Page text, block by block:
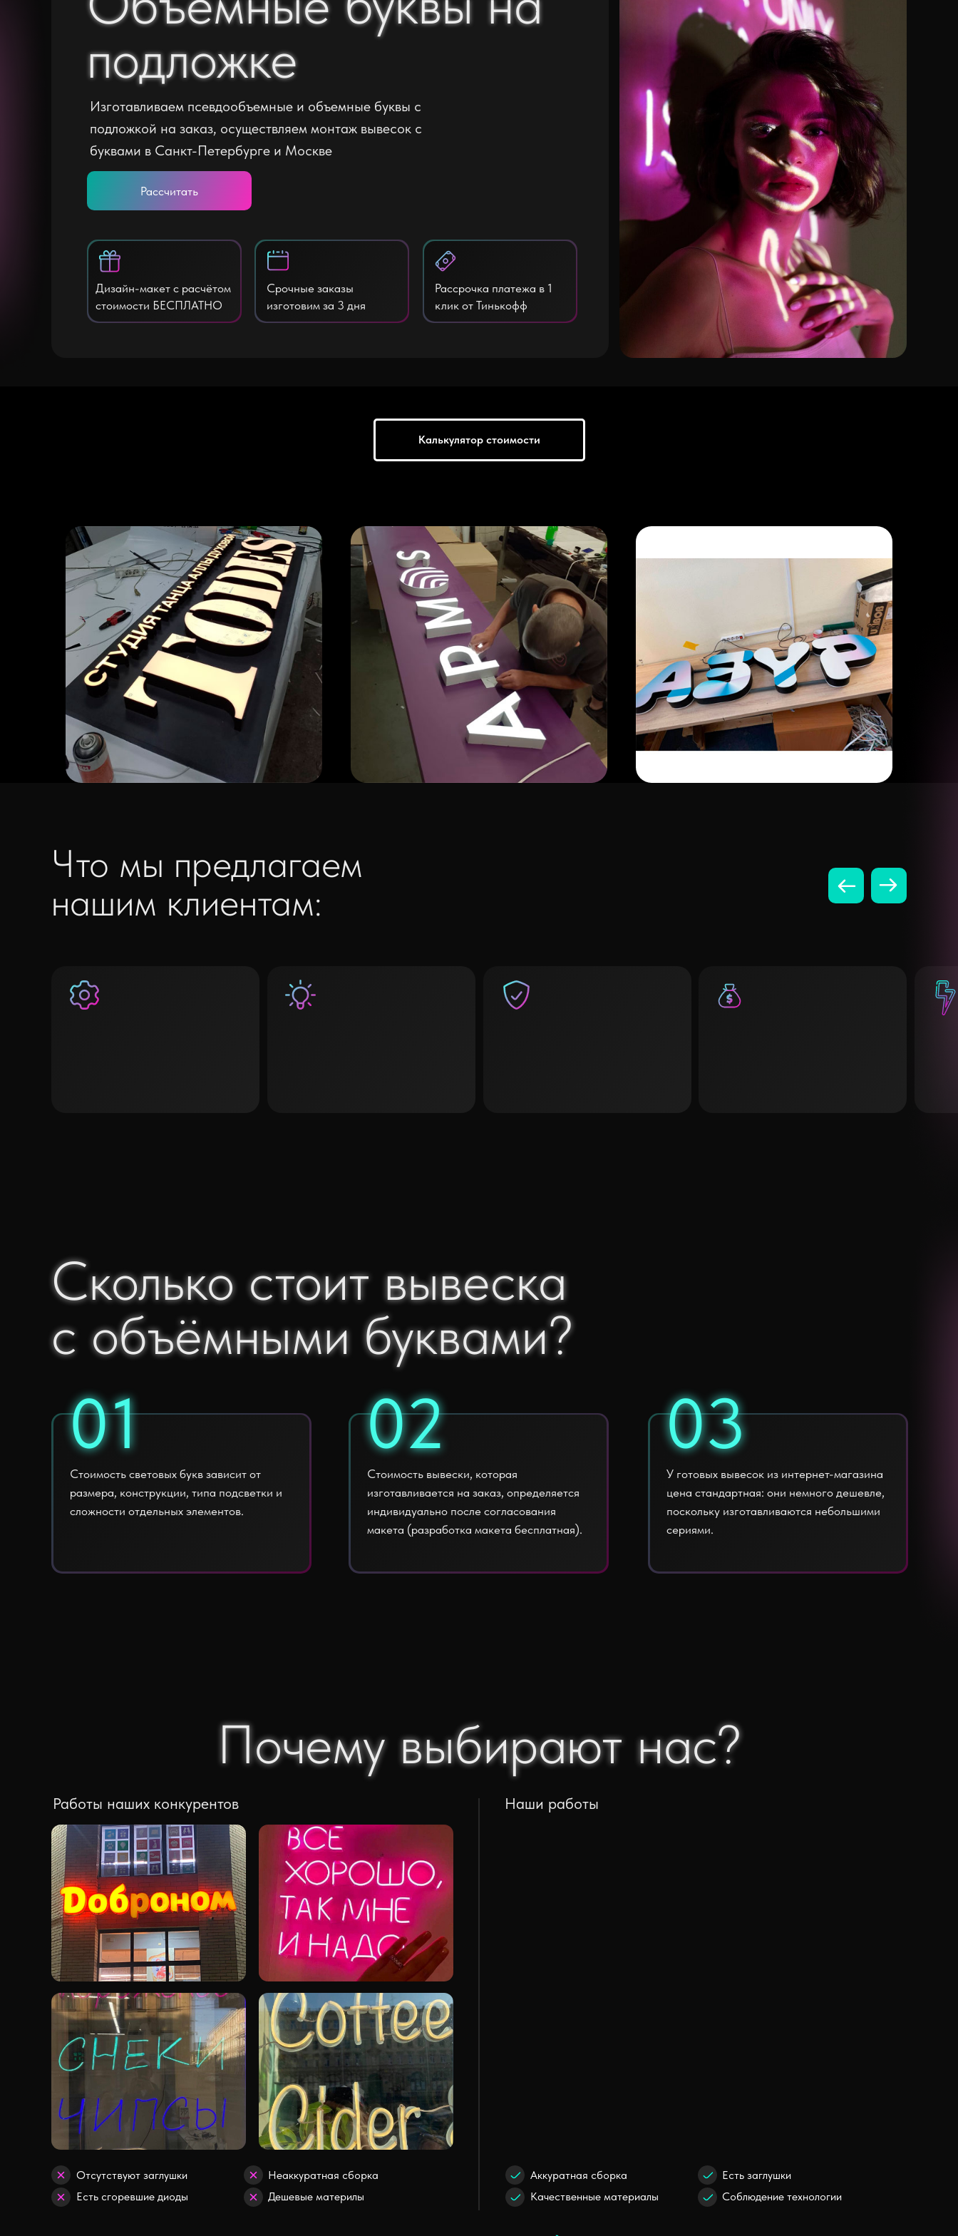
подложке
Изготавливаем псевдообъемные и объемные буквы с
подложкой на заказ, осуществляем монтаж вывесок с
буквами в Санкт-Петербурге и Москве
Дизайн-макет с расчётом
стоимости БЕСПЛАТНО
Срочные заказы
изготовим за 3 дня
Рассрочка платежа в 1
клик от Тинькофф
Рассчитать
подложке
Калькулятор стоимости
Что мы предлагаем
нашим клиентам:
Стоимость световых букв зависит от
размера, конструкции, типа подсветки и
сложности отдельных элементов.
Стоимость вывески, которая
изготавливается на заказ, определяется
индивидуально после согласования
макета (разработка макета бесплатная).
У готовых вывесок из интернет-магазина
цена стандартная: они немного дешевле,
поскольку изготавливаются небольшими
сериями.
01
01 02
02 03
03
Сколько стоит вывеска
с объёмными буквами?
Сколько стоит вывеска
с объёмными буквами?
Почему выбирают нас?
Почему выбирают нас?
Работы наших конкурентов Наши работы
Отсутствуют заглушки
Есть сгоревшие диоды
Неаккуратная сборка
Дешевые материлы
Аккуратная сборка
Качественные материалы
Есть заглушки
Соблюдение технологии